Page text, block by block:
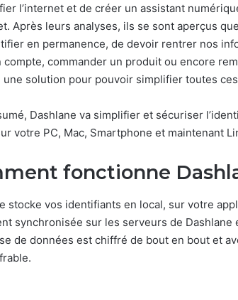
l’internet et de créer un assistant
Après leurs analyses, ils se sont aperçus
en permanence, de devoir rentrer nos
compte, commander un produit ou encore
une solution pour pouvoir simplifier toutes
Dashlane va simplifier et sécuriser
votre PC, Mac, Smartphone et maintenant
fonctionne
stocke vos identifiants en local, sur votre
synchronisée sur les serveurs de
de données est chiffré de bout en bout et